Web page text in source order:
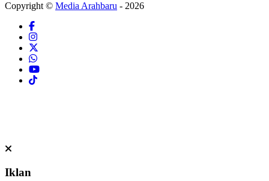
Copyright © Media Arahbaru - 2026
Iklan